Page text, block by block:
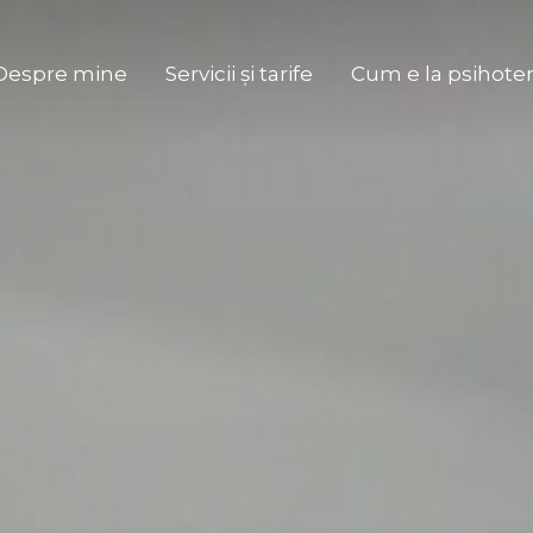
mine Servicii și tarife Cum e la